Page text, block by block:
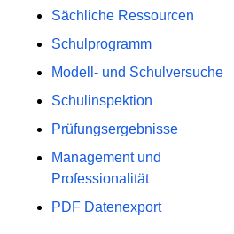
Sächliche Ressourcen
Schulprogramm
Modell- und Schulversuche
Schulinspektion
Prüfungsergebnisse
Management und
Professionalität
PDF Datenexport